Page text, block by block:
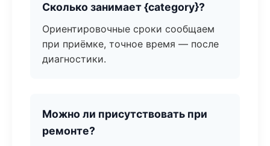
Сколько занимает {category}?
Ориентировочные сроки сообщаем
при приёмке, точное время — после
диагностики.
Можно ли присутствовать при
ремонте?